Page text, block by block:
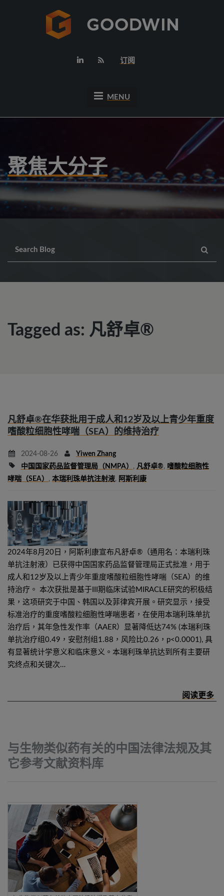
订阅
MENU
聚焦大分子
Tagged as: 凡舒卓®
凡舒卓®在华获批用于成人和12岁及以上青少年重度
嗜酸粒细胞性哮喘（SEA）的维持治疗
2024-08-26
Yiwen Zhang
中国国家药品监督管理局（NMPA）
, 凡舒卓®, 嗜酸粒细胞性
哮喘（SEA） , 本瑞利珠单抗注射液, 阿斯利康
2024年8月20日，阿斯利康宣布凡舒卓®（通用名：本瑞利珠
单抗注射液）已获得中国国家药品监督管理局正式批准，用于
成人和12岁及以上青少年重度嗜酸粒细胞性哮喘（SEA）的维
持治疗。 本次获批是基于III期临床试验MIRACLE研究的积极结
果，这项研究于中国、韩国以及菲律宾开展。研究显示，接受
标准治疗的重度嗜酸粒细胞性哮喘患者，在使用本瑞利珠单抗
治疗后，其年急性发作率（AAER）显著降低达74% (本瑞利珠
单抗治疗组0.49，安慰剂组1.88，风险比0.26，p<0.0001), 具
有显著统计学意义和临床意义。本瑞利珠单抗达到所有主要研
究终点和关键次…
与生物类似药有关的中国法律法规及其
它参考文献资料库